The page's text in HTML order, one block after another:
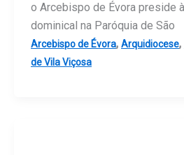
o Arcebispo de Évora preside
dominical na Paróquia de São
Arcebispo de Évora, Arquidiocese,
de Vila Viçosa